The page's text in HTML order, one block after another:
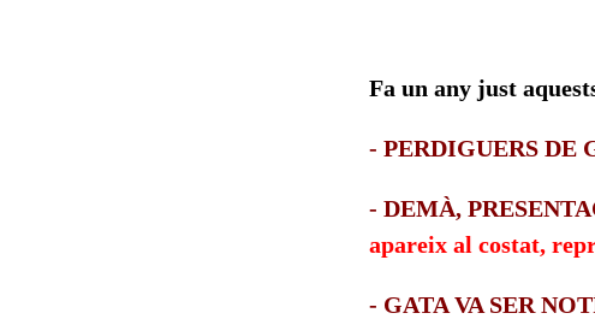
Fa un any just
- PERDIGUERS DE
- DEMÀ,
apareix al costat,
- GATA VA SER